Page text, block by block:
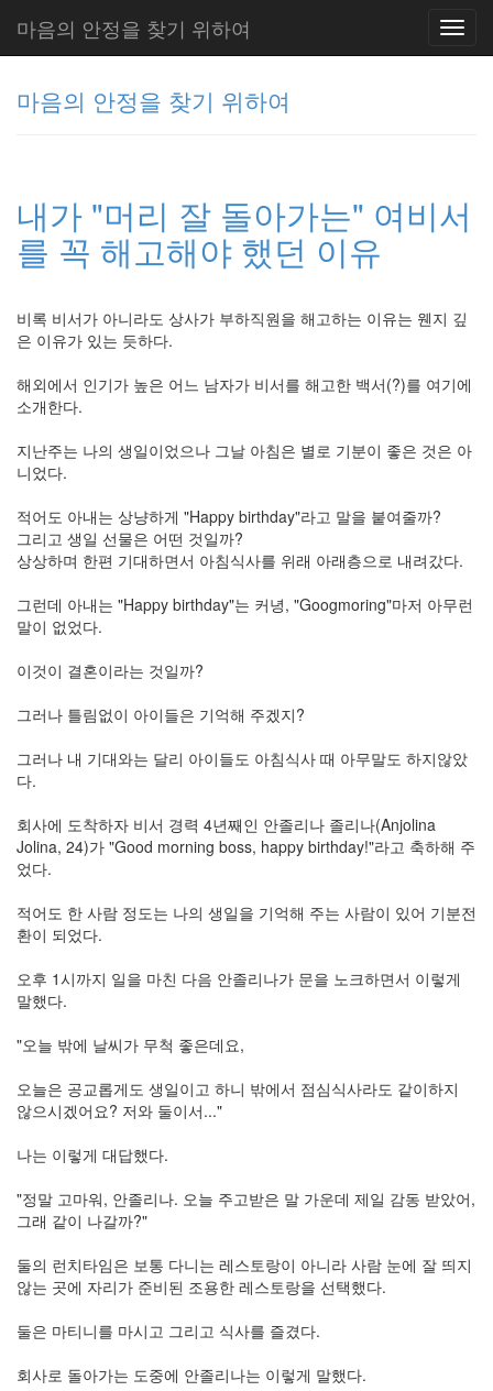
마음의 안정을 찾기 위하여
마음의 안정을 찾기 위하여
내가 "머리 잘 돌아가는" 여비서
를 꼭 해고해야 했던 이유
비록 비서가 아니라도 상사가 부하직원을 해고하는 이유는 웬지 깊
은 이유가 있는 듯하다.
해외에서 인기가 높은 어느 남자가 비서를 해고한 백서(?)를 여기에
소개한다.
지난주는 나의 생일이었으나 그날 아침은 별로 기분이 좋은 것은 아
니었다.
적어도 아내는 상냥하게 "Happy birthday"라고 말을 붙여줄까?
그리고 생일 선물은 어떤 것일까?
상상하며 한편 기대하면서 아침식사를 위래 아래층으로 내려갔다.
그런데 아내는 "Happy birthday"는 커녕, "Googmoring"마저 아무런
말이 없었다.
이것이 결혼이라는 것일까?
그러나 틀림없이 아이들은 기억해 주겠지?
그러나 내 기대와는 달리 아이들도 아침식사 때 아무말도 하지않았
다.
회사에 도착하자 비서 경력 4년째인 안졸리나 졸리나(Anjolina
Jolina, 24)가 "Good morning boss, happy birthday!"라고 축하해 주
었다.
적어도 한 사람 정도는 나의 생일을 기억해 주는 사람이 있어 기분전
환이 되었다.
오후 1시까지 일을 마친 다음 안졸리나가 문을 노크하면서 이렇게
말했다.
"오늘 밖에 날씨가 무척 좋은데요,
오늘은 공교롭게도 생일이고 하니 밖에서 점심식사라도 같이하지
않으시겠어요? 저와 둘이서..."
나는 이렇게 대답했다.
"정말 고마워, 안졸리나. 오늘 주고받은 말 가운데 제일 감동 받았어,
그래 같이 나갈까?"
둘의 런치타임은 보통 다니는 레스토랑이 아니라 사람 눈에 잘 띄지
않는 곳에 자리가 준비된 조용한 레스토랑을 선택했다.
둘은 마티니를 마시고 그리고 식사를 즐겼다.
회사로 돌아가는 도중에 안졸리나는 이렇게 말했다.
움
(복
분
자
Tag
Cloud
주
절
주
델
이
이
박
화
FreeWare
라
마
프
리
웨
어
개
소
트
어
미
로